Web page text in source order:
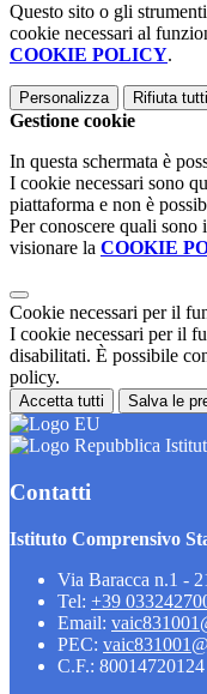
Questo sito o gli
cookie necessari al
COOKIE POLICY.
Personalizza Rifiuta tutti
Gestione cookie
In questa schermata è
I cookie necessari sono
piattaforma e non è
Per conoscere quali sono
visionare la COOKIE
Cookie necessari per il
I cookie necessari per il
disabilitati. È possibile
policy.
Accetta tutti Salva le
Contatti
Istituto Comprensivo
Via Baracca n.1 -
Tel: +39
Email:
PEC:
C.F.: 80014720124